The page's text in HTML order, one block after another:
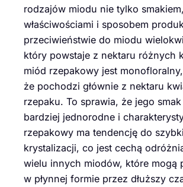
rodzajów miodu nie tylko
właściwościami i sposobem
przeciwieństwie do miodu
który powstaje z nektaru różnych
miód rzepakowy jest
że pochodzi głównie z nektaru
rzepaku. To sprawia, że jego
bardziej jednorodne i
rzepakowy ma tendencję do
krystalizacji, co jest cechą
wielu innych miodów, które mogą
w płynnej formie przez dłuższy